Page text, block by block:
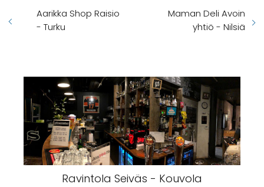
Aarikka Shop Raisio
- Turku
Maman Deli Avoin
yhtiö - Nilsiä
Ravintola Seiväs - Kouvola